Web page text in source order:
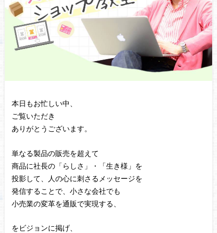
本日もお忙しい中、
ご覧いただき
ありがとうございます。
単なる製品の販売を超えて
商品に社長の「らしさ」・「生き様」を
投影して、人の心に刺さるメッセージを
発信することで、小さな会社でも
小売業の変革を通販で実現する、
をビジョンに掲げ、